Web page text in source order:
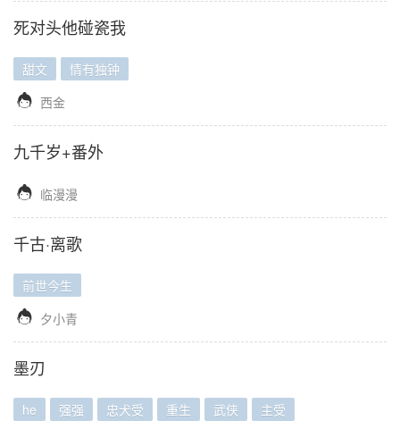
死对头他碰瓷我
甜文 情有独钟
 西金
九千岁+番外
 临漫漫
千古·离歌
前世今生
 夕小青
墨刃
he 强强 忠犬受 重生 武侠 主受